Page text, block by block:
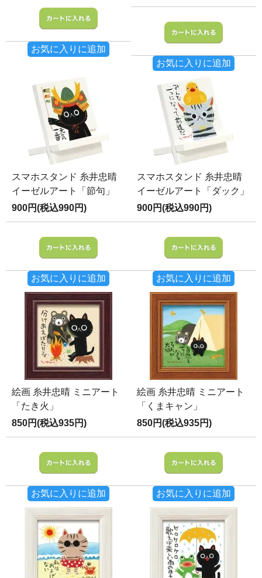
お気に入りに追加
お気に入りに追加
スマホスタンド 糸井忠晴
イーゼルアート「節句」
900円(税込990円)
お気に入りに追加
スマホスタンド 糸井忠晴
イーゼルアート「ダック」
900円(税込990円)
お気に入りに追加
絵画 糸井忠晴 ミニアート
「たき火」
850円(税込935円)
お気に入りに追加
絵画 糸井忠晴 ミニアート
「くまキャン」
850円(税込935円)
お気に入りに追加